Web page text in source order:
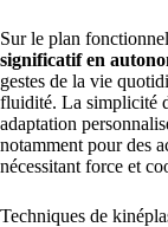
Sur le plan
significatif en
gestes de la vie
fluidité. La simplicité
adaptation
notamment pour des
nécessitant force et
Techniques de